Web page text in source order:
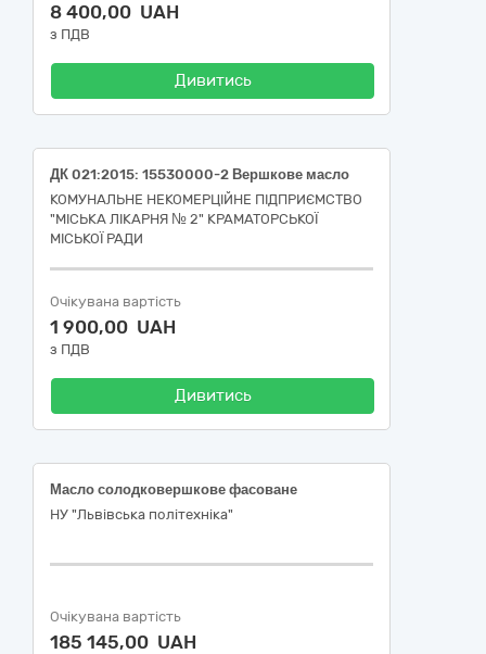
8 400,00 UAH
з ПДВ
Дивитись
ДК 021:2015: 15530000-2 Вершкове масло
КОМУНАЛЬНЕ НЕКОМЕРЦІЙНЕ ПІДПРИЄМСТВО
"МІСЬКА ЛІКАРНЯ № 2" КРАМАТОРСЬКОЇ
МІСЬКОЇ РАДИ
Очікувана вартість
1 900,00 UAH
з ПДВ
Дивитись
Масло солодковершкове фасоване
НУ "Львівська політехніка"
Очікувана вартість
185 145,00 UAH